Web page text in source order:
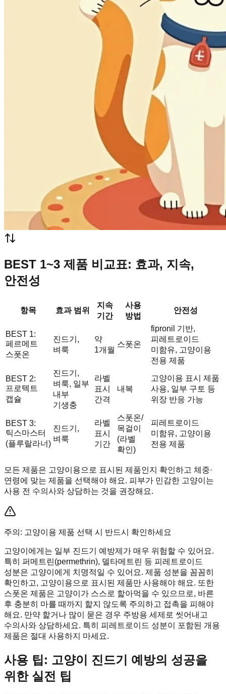
BEST 1~3 제품 비교표: 효과, 지속,
안전성
항목 효과 범위
지속
기간
사용
방법
안전성
BEST 1:
페르메트
스폿온
진드기,
벼룩
약
1개월
스폿온
fipronil 기반,
피레트로이드
미함유, 고양이용
전용 제품
BEST 2:
프로텍트
캡슐
진드기,
벼룩, 일부
내부
기생충
라벨
표시
간격
내복
고양이용 표시 제품
사용, 일부 구토 등
위장 반응 가능
BEST 3:
틱스마스터
(플루랄라너)
진드기,
벼룩
라벨
표시
기간
스폿온/
목걸이
(라벨
확인)
피레트로이드
미함유, 고양이용
전용 제품
모든 제품은 고양이용으로 표시된 제품인지 확인하고 체중·
연령에 맞는 제품을 선택해야 해요. 피부가 민감한 고양이는
사용 전 수의사와 상담하는 것을 권장해요.
주의: 고양이용 제품 선택 시 반드시 확인하세요
고양이에게는 일부 진드기 예방제가 매우 위험할 수 있어요.
특히 퍼메트린(permethrin), 델타메트린 등 피레트로이드
성분은 고양이에게 치명적일 수 있어요. 제품 성분을 꼼꼼히
확인하고, 고양이용으로 표시된 제품만 사용해야 해요. 또한
스폿온 제품은 고양이가 스스로 핥아먹을 수 있으므로, 바른
후 충분히 마를 때까지 핥지 않도록 주의하고 접촉을 피해야
해요. 만약 핥거나 많이 묻은 경우 주방용 세제로 씻어내고
수의사와 상담하세요. 특히 피레트로이드 성분이 포함된 개용
제품은 절대 사용하지 마세요.
사용 팁: 고양이 진드기 예방의 성공을
위한 실전 팁